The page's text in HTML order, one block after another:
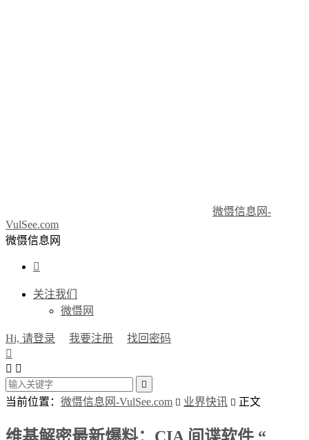
微慑信息网-
VulSee.com
微慑信息网

关注我们
微慑网
Hi, 请登录 我要注册
找回密码

 

当前位置： 微慑信息网-VulSee.com  业界快讯  正文